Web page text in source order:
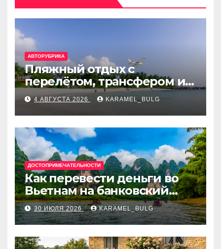
АВТОРУБРИКА
Пляжный отдых с
перелётом, трансфером и
отелем на Мальдивах, в
Турции, Греции, Таиланде
и Европе
4 АВГУСТА 2026 KARAMEL_BULG
ДОСТОПРИМЕЧАТЕЛЬНОСТИ
Как перевести деньги во
Вьетнам на банковский
счёт: VietcomBank, BIDV,
Techcombank и другие
банки
30 ИЮЛЯ 2026 KARAMEL_BULG